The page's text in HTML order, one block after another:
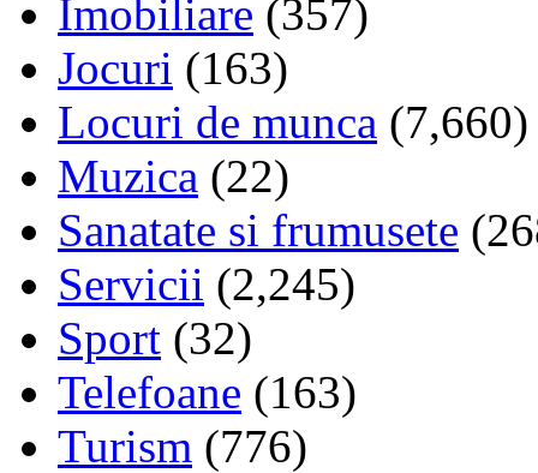
Imobiliare (357)
Jocuri (163)
Locuri de munca (7,660)
Muzica (22)
Sanatate si frumusete
Servicii (2,245)
Sport (32)
Telefoane (163)
Turism (776)